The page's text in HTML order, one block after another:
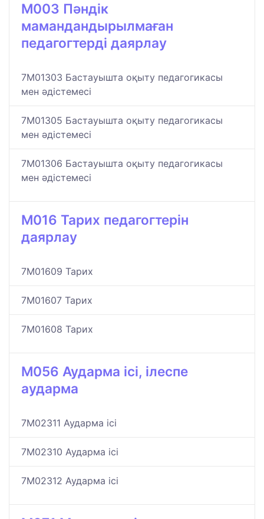
M003 Пәндік
мамандандырылмаған
педагогтерді даярлау
7M01303 Бастауышта оқыту педагогикасы
мен әдістемесі
7M01305 Бастауышта оқыту педагогикасы
мен әдістемесі
7M01306 Бастауышта оқыту педагогикасы
мен әдістемесі
M016 Тарих педагогтерін
даярлау
7M01609 Тарих
7M01607 Тарих
7M01608 Тарих
M056 Аударма ісі, ілеспе
аударма
7M02311 Аударма ісі
7M02310 Аударма ісі
7M02312 Аударма ісі